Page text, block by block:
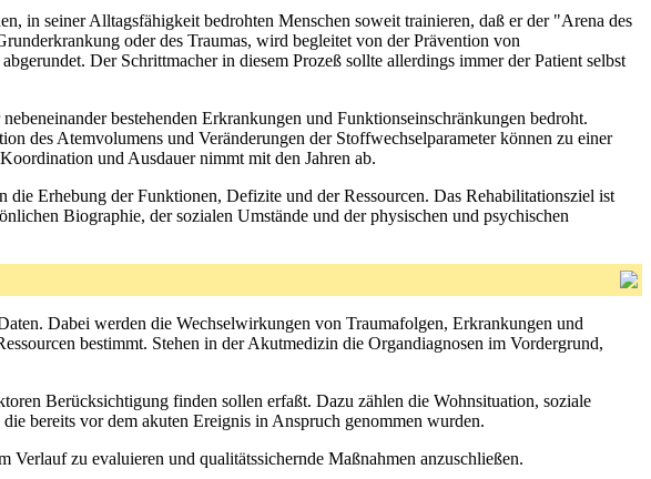
in seiner Alltagsfähigkeit bedrohten Menschen soweit trainieren, daß er der "Arena des
oder des Traumas, wird begleitet von der Prävention von
Der Schrittmacher in diesem Prozeß sollte allerdings immer der Patient selbst
bestehenden Erkrankungen und Funktionseinschränkungen bedroht.
des Atemvolumens und Veränderungen der Stoffwechselparameter können zu einer
und Ausdauer nimmt mit den Jahren ab.
die Erhebung der Funktionen, Defizite und der Ressourcen. Das Rehabilitationsziel ist
Biographie, der sozialen Umstände und der physischen und psychischen
Dabei werden die Wechselwirkungen von Traumafolgen, Erkrankungen und
bestimmt. Stehen in der Akutmedizin die Organdiagnosen im Vordergrund,
Berücksichtigung finden sollen erfaßt. Dazu zählen die Wohnsituation, soziale
bereits vor dem akuten Ereignis in Anspruch genommen wurden.
zu evaluieren und qualitätssichernde Maßnahmen anzuschließen.